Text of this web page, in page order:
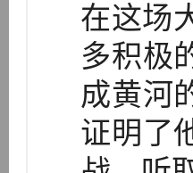
在这场
多积极
成黄河
证明了